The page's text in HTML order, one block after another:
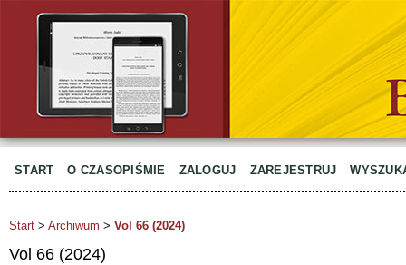
START O CZASOPIŚMIE ZALOGUJ ZAREJESTRUJ
Start > Archiwum > Vol 66 (2024)
Vol 66 (2024)